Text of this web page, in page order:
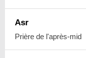
Asr
Prière de l'après-mid